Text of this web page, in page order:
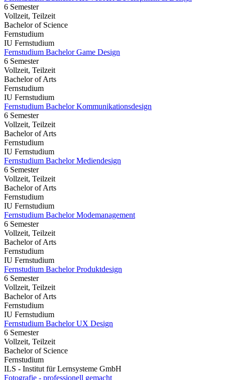
6 Semester
Vollzeit, Teilzeit
Bachelor of Science
Fernstudium
IU Fernstudium
Fernstudium Bachelor Game Design
6 Semester
Vollzeit, Teilzeit
Bachelor of Arts
Fernstudium
IU Fernstudium
Fernstudium Bachelor Kommunikationsdesign
6 Semester
Vollzeit, Teilzeit
Bachelor of Arts
Fernstudium
IU Fernstudium
Fernstudium Bachelor Mediendesign
6 Semester
Vollzeit, Teilzeit
Bachelor of Arts
Fernstudium
IU Fernstudium
Fernstudium Bachelor Modemanagement
6 Semester
Vollzeit, Teilzeit
Bachelor of Arts
Fernstudium
IU Fernstudium
Fernstudium Bachelor Produktdesign
6 Semester
Vollzeit, Teilzeit
Bachelor of Arts
Fernstudium
IU Fernstudium
Fernstudium Bachelor UX Design
6 Semester
Vollzeit, Teilzeit
Bachelor of Science
Fernstudium
ILS - Institut für Lernsysteme GmbH
Fotografie - professionell gemacht